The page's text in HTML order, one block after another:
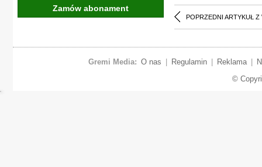
POPRZEDNI ARTYKUŁ Z
Zamów abonament
Gremi Media: O nas Regulamin Reklama
©